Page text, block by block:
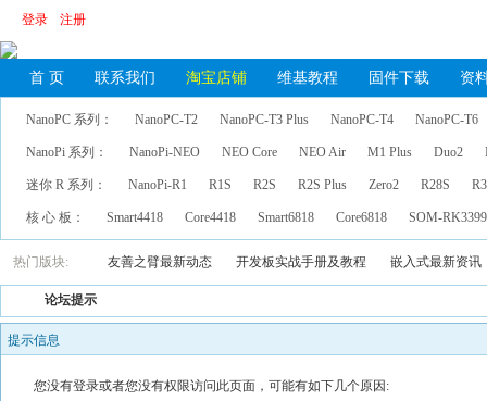
登录 注册
首 页 联系我们 淘宝店铺 维基教程 固件下载 资
NanoPC 系列： NanoPC-T2 NanoPC-T3 Plus NanoPC-T4 NanoPC-T6
NanoPi 系列： NanoPi-NEO NEO Core NEO Air M1 Plus Duo2
迷你 R 系列： NanoPi-R1 R1S R2S R2S Plus Zero2 R28S
核 心 板： Smart4418 Core4418 Smart6818 Core6818 SOM-
热门版块: 友善之臂最新动态 开发板实战手册及教程 嵌入式最新资讯
论坛提示
提示信息
您没有登录或者您没有权限访问此页面，可能有如下几个原因: